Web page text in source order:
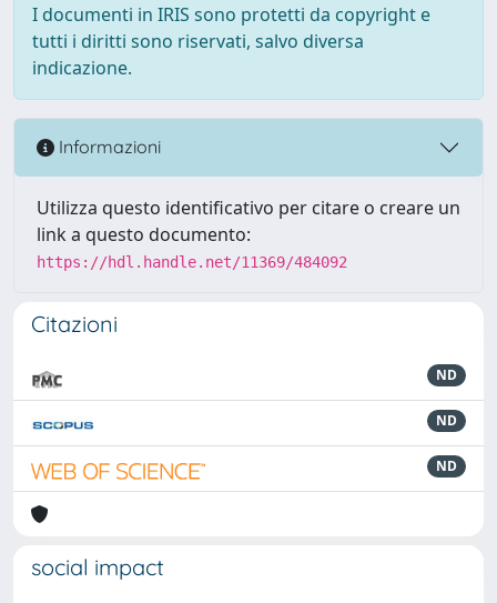
I documenti in IRIS sono protetti da copyright e
tutti i diritti sono riservati, salvo diversa
indicazione.
Informazioni
Utilizza questo identificativo per citare o creare un
link a questo documento:
https://hdl.handle.net/11369/484092
Citazioni
ND
ND
ND
social impact